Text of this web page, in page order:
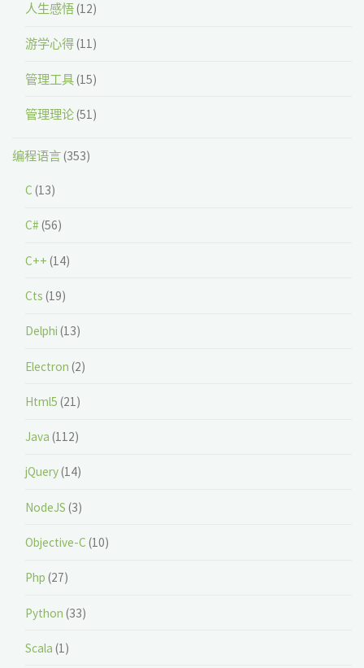
人生感悟(12)
游学心得(11)
管理工具(15)
管理理论(51)
编程语言(353)
C (13)
C# (56)
C++ (14)
Cts (19)
Delphi (13)
Electron (2)
Html5 (21)
Java (112)
jQuery(14)
NodeJS (3)
Objective-C (10)
Php (27)
Python (33)
Scala (1)